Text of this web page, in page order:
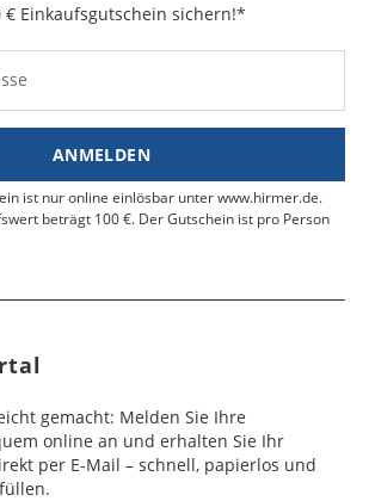
Einkaufsgutschein sichern!*
ANMELDEN
ist nur online einlösbar unter www.hirmer.de.
beträgt 100 €. Der Gutschein ist pro Person
gemacht: Melden Sie Ihre
online an und erhalten Sie Ihr
per E-Mail – schnell, papierlos und